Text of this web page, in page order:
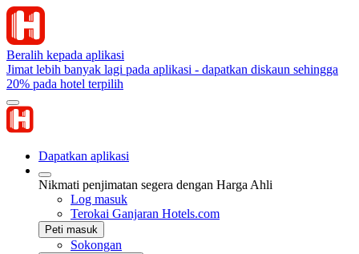
Beralih kepada aplikasi
Jimat lebih banyak lagi pada aplikasi - dapatkan diskaun sehingga
20% pada hotel terpilih
Dapatkan aplikasi
Nikmati penjimatan segera dengan Harga Ahli
Log masuk
Terokai Ganjaran Hotels.com
Peti masuk
Sokongan